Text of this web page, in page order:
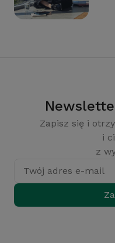
Zapisz się i
i
z
Twój adres e-mail